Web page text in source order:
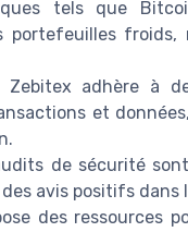
tels que
adhère à
et
de sécurité
avis positifs dans
des ressources